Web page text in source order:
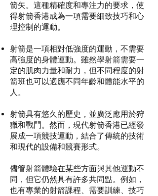
箭矢。這種精確度和專注力的要求，使
得射箭香港成為一項需要細致技巧和心
理控制的運動。
射箭是一項相對低強度的運動，不需要
高強度的身體運動。雖然學射箭需要一
定的肌肉力量和耐力，但不同程度的射
箭班也可以適應不同年齡和體能水平的
人。
射箭具有悠久的歷史，並廣泛應用於狩
獵和戰鬥。然而，現代射箭香港已經發
展成一項競技運動，結合了傳統的技術
和現代的設備和競賽形式。
儘管射箭體驗在某些方面與其他運動不
同，但它仍然具有許多共同點。例如，
也有專業的射箭課程、需要訓練、技巧